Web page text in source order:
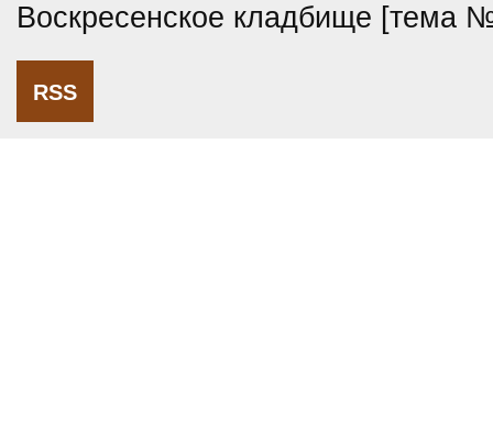
Воскресенское кладбище [тема
RSS